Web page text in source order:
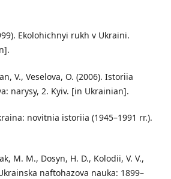
Ekolohichnyi rukh v Ukraini.
V., Veselova, O. (2006). Istoriia
narysy, 2. Kyiv. [in Ukrainian].
novitnia istoriia (1945–1991 rr.).
M. M., Dosyn, H. D., Kolodii, V. V.,
naftohazova nauka: 1899–